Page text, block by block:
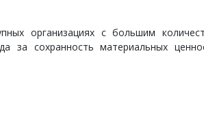
организациях с большим
за сохранность материальных